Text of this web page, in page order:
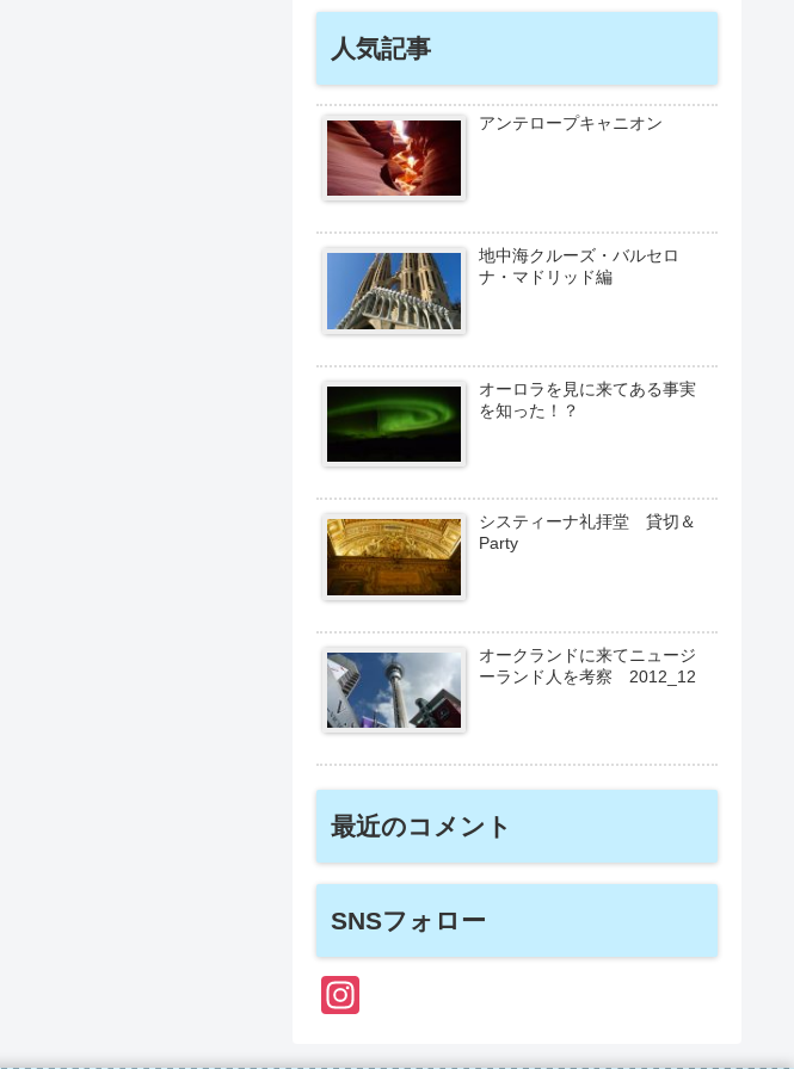
人気記事
アンテロープキャニオン
地中海クルーズ・バルセロ
ナ・マドリッド編
オーロラを見に来てある事実
を知った！？
システィーナ礼拝堂 貸切＆
Party
オークランドに来てニュージ
ーランド人を考察 2012_12
最近のコメント
SNSフォロー